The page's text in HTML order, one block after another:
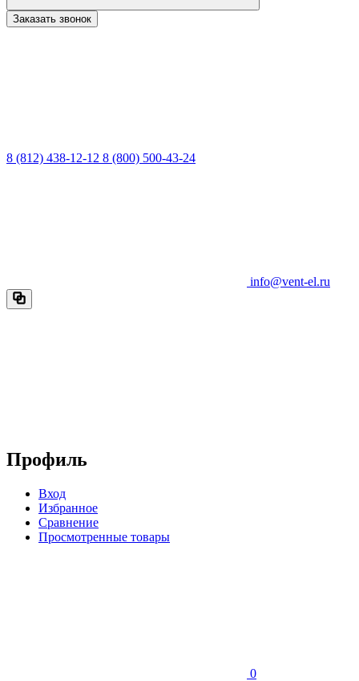
Заказать звонок
8 (812) 438-12-12 8 (800) 500-43-24
info@vent-el.ru
Профиль
Вход
Избранное
Сравнение
Просмотренные товары
0